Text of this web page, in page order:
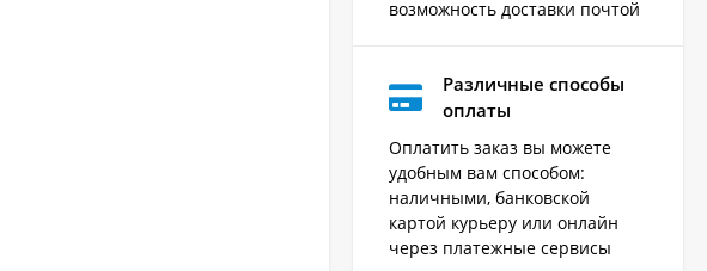
возможность доставки почтой
Различные способы
оплаты
Оплатить заказ вы можете
удобным вам способом:
наличными, банковской
картой курьеру или онлайн
через платежные сервисы